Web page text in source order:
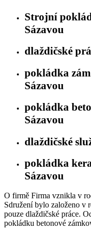
Strojní
Sázavou
dlaždičské
pokládka
Sázavou
pokládka
Sázavou
dlaždičské
pokládka
Sázavou
O firmě Firma vznikla v
Sdružení bylo založeno v
pouze dlaždičské práce.
pokládku betonové